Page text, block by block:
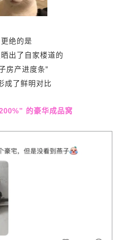
更绝的是
出了自家楼道的
房产进度条”
成了鲜明对比
的豪华成品窝